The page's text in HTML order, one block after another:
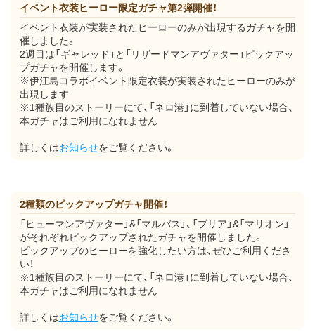
イベント衣装ヒーロー限定ガチャ第2弾開催！
イベント衣装が実装されたヒーローのみが出現するガチャを開
催しました。
2週目は「ギャレッド」と「リザードマンアヴァター」ピックアッ
プガチャを開催します。
※伊江島コラボイベント限定衣装が実装されたヒーローのみが
出現します
※1種族目のストーリーにて、「ネロ港」に到着していない場合、
本ガチャはご利用になれません
詳しくはお知らせをご覧ください。
2種類のピックアップガチャ開催！
「ヒューマンアヴァター」&「マルバス」、「プリア」&「マリオン」
がそれぞれピックアップされたガチャを開催しました。
ピックアップのヒーローを強化したい方は、ぜひご利用くださ
い！
※1種族目のストーリーにて、「ネロ港」に到着していない場合、
本ガチャはご利用になれません
詳しくはお知らせをご覧ください。